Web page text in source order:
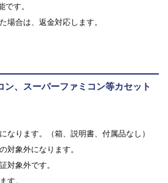
す。
場合は、返金対応します。
ン、スーパーファミコン等カセット
なります。（箱、説明書、付属品なし）
対象外になります。
対象外です。
す。